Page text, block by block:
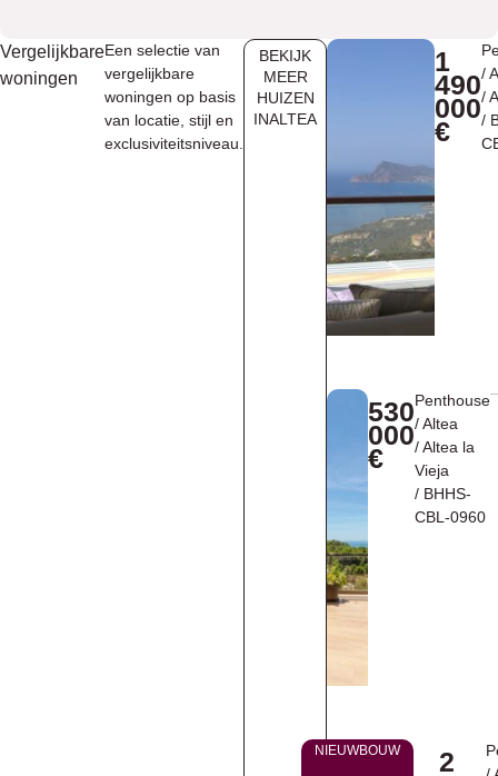
Vergelijkbare
woningen
Een selectie van
vergelijkbare
woningen op basis
van locatie, stijl en
exclusiviteitsniveau.
BEKIJK
MEER
HUIZEN
INALTEA
1
490
000
€
/
/
/
530
000
€
Penthouse
/Altea
/Altea la
Vieja
/ BHHS-
CBL-0960
NIEUWBOUW 2